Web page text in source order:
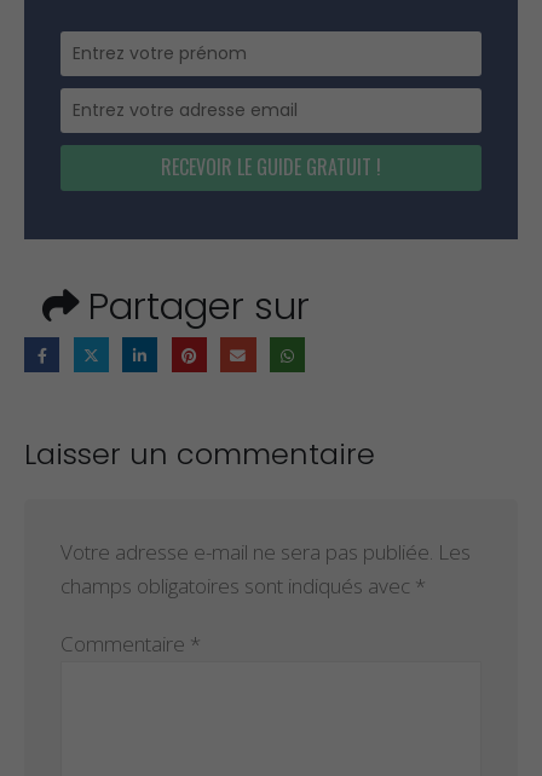
RECEVOIR LE GUIDE GRATUIT !
Partager sur
Laisser un commentaire
Votre adresse e-mail ne sera pas publiée. Les
champs obligatoires sont indiqués avec *
Commentaire *